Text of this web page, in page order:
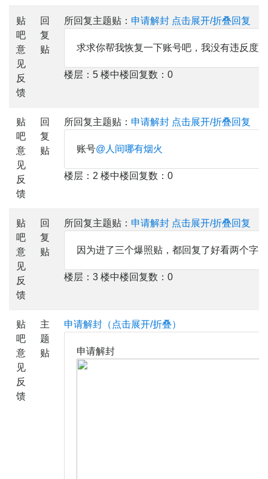
贴
吧
意
见
反
馈
回
复
贴
所回复主题贴： 申请解封 点击展开/折叠回复
求求你帮我恢复一下账号吧，我没有违反度
楼层：5 楼中楼回复数：0
贴
吧
意
见
反
馈
回
复
贴
所回复主题贴： 申请解封 点击展开/折叠回复
账号@人间哪有烟火
楼层：2 楼中楼回复数：0
贴
吧
意
见
反
馈
回
复
贴
所回复主题贴： 申请解封 点击展开/折叠回复
因为进了三个爆照贴，都回复了好看两个字
楼层：3 楼中楼回复数：0
贴
吧
意
见
反
馈
主
题
贴
申请解封（点击展开/折叠）
申请解封